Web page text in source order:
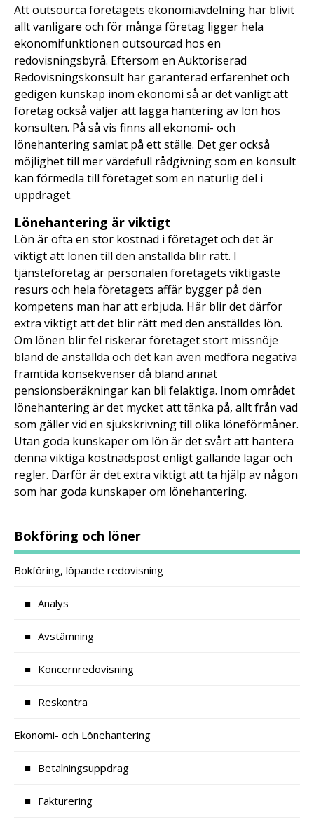
Att outsourca företagets ekonomiavdelning har blivit
allt vanligare och för många företag ligger hela
ekonomifunktionen outsourcad hos en
redovisningsbyrå. Eftersom en Auktoriserad
Redovisningskonsult har garanterad erfarenhet och
gedigen kunskap inom ekonomi så är det vanligt att
företag också väljer att lägga hantering av lön hos
konsulten. På så vis finns all ekonomi- och
lönehantering samlat på ett ställe. Det ger också
möjlighet till mer värdefull rådgivning som en konsult
kan förmedla till företaget som en naturlig del i
uppdraget.
Lönehantering är viktigt
Lön är ofta en stor kostnad i företaget och det är
viktigt att lönen till den anställda blir rätt. I
tjänsteföretag är personalen företagets viktigaste
resurs och hela företagets affär bygger på den
kompetens man har att erbjuda. Här blir det därför
extra viktigt att det blir rätt med den anställdes lön.
Om lönen blir fel riskerar företaget stort missnöje
bland de anställda och det kan även medföra negativa
framtida konsekvenser då bland annat
pensionsberäkningar kan bli felaktiga. Inom området
lönehantering är det mycket att tänka på, allt från vad
som gäller vid en sjukskrivning till olika löneförmåner.
Utan goda kunskaper om lön är det svårt att hantera
denna viktiga kostnadspost enligt gällande lagar och
regler. Därför är det extra viktigt att ta hjälp av någon
som har goda kunskaper om lönehantering.
Bokföring och löner
Bokföring, löpande redovisning
Analys
Avstämning
Koncernredovisning
Reskontra
Ekonomi- och Lönehantering
Betalningsuppdrag
Fakturering